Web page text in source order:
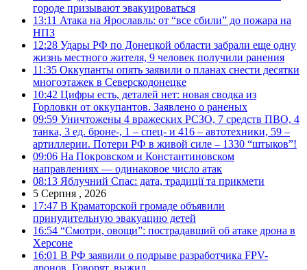
городе призывают эвакуироваться
13:11 Атака на Ярославль: от “все сбили” до пожара на
НПЗ
12:28 Удары РФ по Донецкой области забрали еще одну
жизнь местного жителя, 9 человек получили ранения
11:35 Оккупанты опять заявили о планах снести десятки
многоэтажек в Северскодонецке
10:42 Цифры есть, деталей нет: новая сводка из
Горловки от оккупантов. Заявлено о раненых
09:59 Уничтожены 4 вражеских РСЗО, 7 средств ПВО, 4
танка, 3 ед. броне-, 1 – спец- и 416 – автотехники, 59 –
артиллерии. Потери РФ в живой силе – 1330 “штыков”!
09:06 На Покровском и Константиновском
направлениях — одинаковое число атак
08:13 Яблучний Спас: дата, традиції та прикмети
5 Серпня , 2026
17:47 В Краматорской громаде объявили
принудительную эвакуацию детей
16:54 “Смотри, овощи”: пострадавший об атаке дрона в
Херсоне
16:01 В РФ заявили о подрыве разработчика FPV-
дронов. Говорят, выжил